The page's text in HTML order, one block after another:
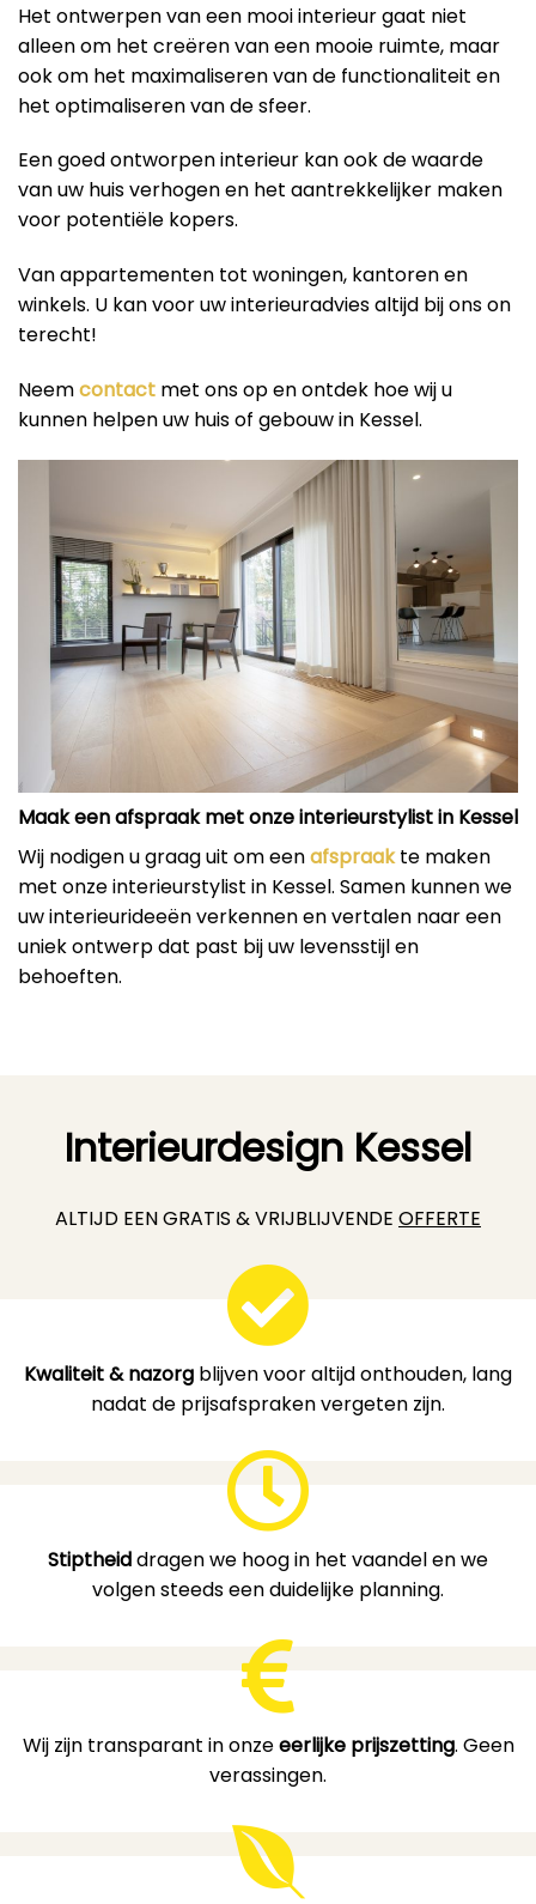
Het ontwerpen van een mooi interieur gaat niet
alleen om het creëren van een mooie ruimte, maar
ook om het maximaliseren van de functionaliteit en
het optimaliseren van de sfeer.
Een goed ontworpen interieur kan ook de waarde
van uw huis verhogen en het aantrekkelijker maken
voor potentiële kopers.
Van appartementen tot woningen, kantoren en
winkels. U kan voor uw interieuradvies altijd bij ons on
terecht!
Neemcontact met ons op en ontdek hoe wij u
kunnen helpen uw huis of gebouw in Kessel.
Maak een afspraak met onze interieurstylist in Kessel
Wij nodigen u graag uit om eenafspraakte maken
met onze interieurstylist in Kessel. Samen kunnen we
uw interieurideeën verkennen en vertalen naar een
uniek ontwerp dat past bij uw levensstijl en
behoeften.
Interieurdesign Kessel
ALTIJD EEN GRATIS & VRIJBLIJVENDE OFFERTE
Kwaliteit & nazorg blijven voor altijd onthouden, lang
nadat de prijsafspraken vergeten zijn.
Stiptheiddragen we hoog in het vaandel en we
volgen steeds een duidelijke planning.
Wij zijn transparant in onzeeerlijke prijszetting. Geen
verassingen.